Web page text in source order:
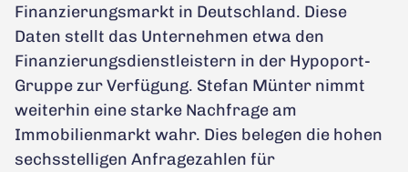
Finanzierungsmarkt in Deutschland. Diese
Daten stellt das Unternehmen etwa den
Finanzierungsdienstleistern in der Hypoport-
Gruppe zur Verfügung. Stefan Münter nimmt
weiterhin eine starke Nachfrage am
Immobilienmarkt wahr. Dies belegen die hohen
sechsstelligen Anfragezahlen für